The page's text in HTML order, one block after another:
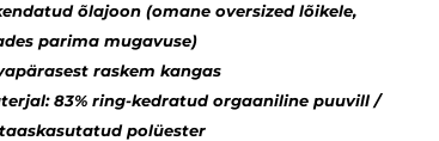
õlajoon (omane oversized lõikele,
parima mugavuse)
raskem kangas
83% ring-kedratud orgaaniline puuvill /
taaskasutatud polüester